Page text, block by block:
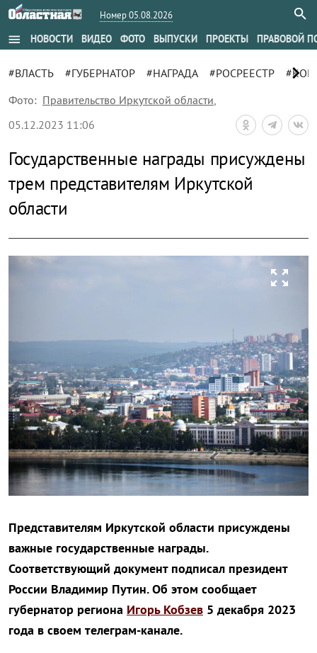
Номер 05.08.2026
menu НОВОСТИ ВИДЕО ФОТО ВЫПУСКИ ПРОЕКТЫ ПРАВОВОЙ
#ВЛАСТЬ #ГУБЕРНАТОР #НАГРАДА #РОСРЕЕСТР chevron_right
Фото: Правительство Иркутской области,
05.12.2023 11:06
Государственные награды присуждены
трем представителям Иркутской
области
zoom_out_map
Представителям Иркутской области присуждены
важные государственные награды.
Соответствующий документ подписал президент
России Владимир Путин. Об этом сообщает
губернатор региона Игорь Кобзев 5 декабря 2023
года в своем телеграм-канале.